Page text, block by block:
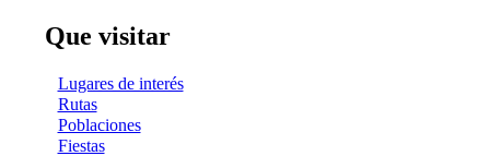
Que visitar
Lugares de interés
Rutas
Poblaciones
Fiestas